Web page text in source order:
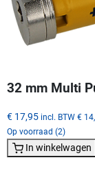
32 mm Multi
€ 17,95 incl. BTW €
Op voorraad (2)
In winkelwagen